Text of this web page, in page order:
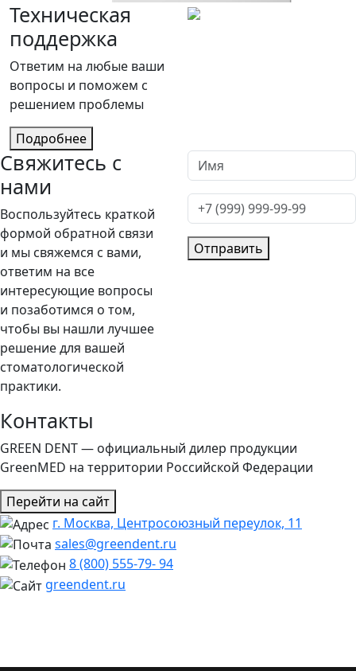
Техническая
поддержка
Ответим на любые ваши
вопросы и поможем с
решением проблемы
Подробнее
Свяжитесь с
нами
Воспользуйтесь краткой
формой обратной связи
и мы свяжемся с вами,
ответим на все
интересующие вопросы
и позаботимся о том,
чтобы вы нашли лучшее
решение для вашей
стоматологической
практики.
Отправить
Контакты
GREEN DENT — официальный дилер продукции
GreenMED на территории Российской Федерации
Перейти на сайт
г. Москва, Центросоюзный переулок, 11
sales@greendent.ru
8 (800) 555-79- 94
greendent.ru